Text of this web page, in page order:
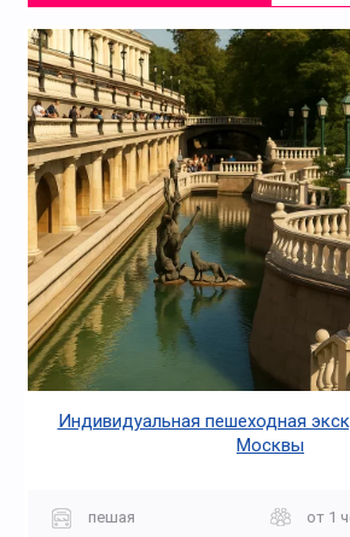
Индивидуальная пешеходная
Москвы
пешая
от 1